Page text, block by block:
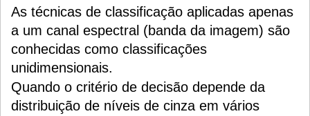
As técnicas de classificação aplicadas apenas
a um canal espectral (banda da imagem) são
conhecidas como classificações
unidimensionais.
Quando o critério de decisão depende da
distribuição de níveis de cinza em vários